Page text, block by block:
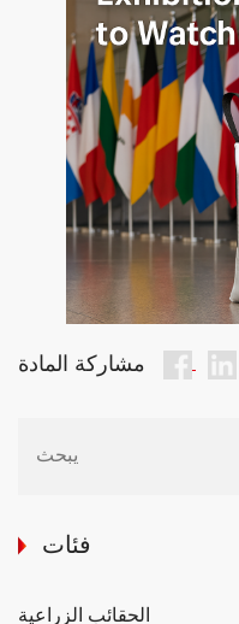
مشاركة المادة
فئات
الحقائب الزراعية